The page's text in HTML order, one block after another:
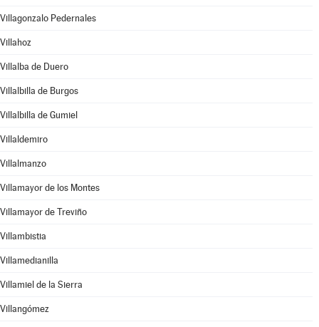
Villagonzalo Pedernales
Villahoz
Villalba de Duero
Villalbilla de Burgos
Villalbilla de Gumiel
Villaldemiro
Villalmanzo
Villamayor de los Montes
Villamayor de Treviño
Villambistia
Villamedianilla
Villamiel de la Sierra
Villangómez